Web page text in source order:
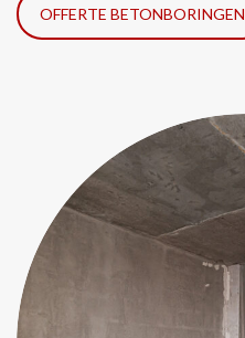
OFFERTE BETONBORINGEN